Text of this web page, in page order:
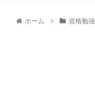
ホーム 資格勉強